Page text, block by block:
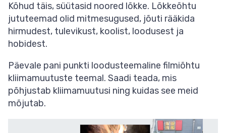
Kõhud täis, süütasid noored lõkke. Lõkkeõhtu
jututeemad olid mitmesugused, jõuti rääkida
hirmudest, tulevikust, koolist, loodusest ja
hobidest.
Päevale pani punkti loodusteemaline filmiõhtu
kliimamuutuste teemal. Saadi teada, mis
põhjustab kliimamuutusi ning kuidas see meid
mõjutab.